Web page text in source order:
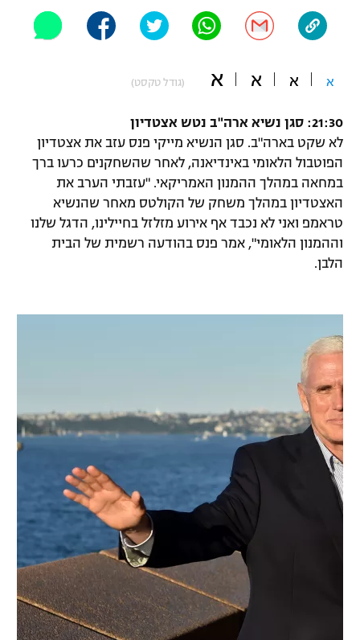
"מחצית בשכונה" – פודקאסט
משתתפים וזוכים בפרסים
תקנון משתתפים וזוכים בפרסים
תקנון עבור פעילות אלקטרה
תקנון עבור פעילות ספורט 1 – "מרלן"
טניס
גיימינג E-Sports
תנאי שימוש
תקנון פעילות ספורט 1
רשיון להקרנה פומבית לבית עסק
הצטרפות לחבילת הערוצים
לוח דרושים – ג'ובנט
אופניים
ספורט מוטורי
פוטבול אמריקאי NFL
בייסבול MLB
ספורט אתגרי ואקסטרים
אומנויות לחימה
א א א א (גודל טקסט)
21:30: סגן נשיא ארה"ב נטש אצטדיון
לא שקט בארה"ב. סגן הנשיא מייקי פנס עזב את אצטדיון
הפוטבול הלאומי באינדיאנה, לאחר שהשחקנים כרעו ברך
במחאה במהלך ההמנון האמריקאי. "עזבתי הערב את
האצטדיון במהלך משחק של הקולטס מאחר שהנשיא
טראמפ ואני לא נכבד אף אירוע מזלזל בחיילינו, הדגל שלנו
וההמנון הלאומי", אמר פנס בהודעה רשמית של הבית
הלבן.